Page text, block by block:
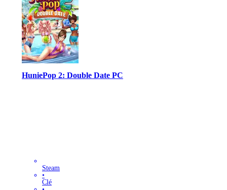
HuniePop 2: Double Date PC
Steam
•
Clé